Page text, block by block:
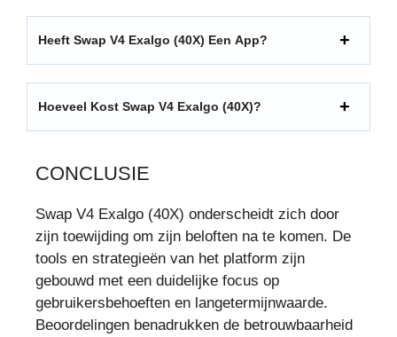
Heeft Swap V4 Exalgo (40X) Een App?
Hoeveel Kost Swap V4 Exalgo (40X)?
CONCLUSIE
Swap V4 Exalgo (40X) onderscheidt zich door
zijn toewijding om zijn beloften na te komen. De
tools en strategieën van het platform zijn
gebouwd met een duidelijke focus op
gebruikersbehoeften en langetermijnwaarde.
Beoordelingen benadrukken de betrouwbaarheid